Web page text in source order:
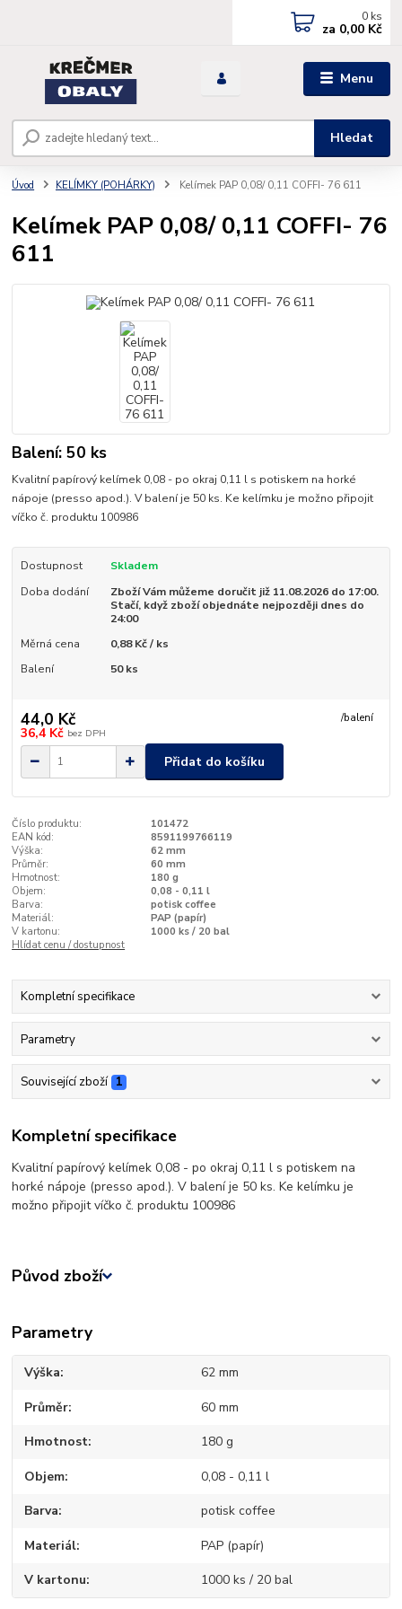
Menu
Hledat
0 ks
za 0,00 Kč
Úvod KELÍMKY (POHÁRKY) Kelímek PAP 0,08/ 0,11 COFFI- 76 611
Kelímek PAP 0,08/ 0,11 COFFI- 76
611
Balení: 50 ks
Kvalitní papírový kelímek 0,08 - po okraj 0,11 l s potiskem na horké
nápoje (presso apod.). V balení je 50 ks. Ke kelímku je možno připojit
víčko č. produktu 100986
Dostupnost
Skladem
Doba dodání
Zboží Vám můžeme doručit již 11.08.2026 do 17:00.
Stačí, když zboží objednáte nejpozději dnes do
24:00
Měrná cena
0,88 Kč / ks
Balení
50 ks
44,0 Kč /balení
36,4 Kč bez DPH
Přidat do košíku
Číslo produktu:
101472
EAN kód:
8591199766119
Výška:
62 mm
Průměr:
60 mm
Hmotnost:
180 g
Objem:
0,08 - 0,11 l
Barva:
potisk coffee
Materiál:
PAP (papír)
V kartonu:
1000 ks / 20 bal
Hlídat cenu / dostupnost
Kompletní specifikace
Parametry
Související zboží 1
Kompletní specifikace
Kvalitní papírový kelímek 0,08 - po okraj 0,11 l s potiskem na
horké nápoje (presso apod.). V balení je 50 ks. Ke kelímku je
možno připojit víčko č. produktu 100986
Původ zboží
Parametry
Výška 62 mm
Průměr 60 mm
Hmotnost 180 g
Objem 0,08 - 0,11 l
Barva potisk coffee
Materiál PAP (papír)
V kartonu 1000 ks / 20 bal